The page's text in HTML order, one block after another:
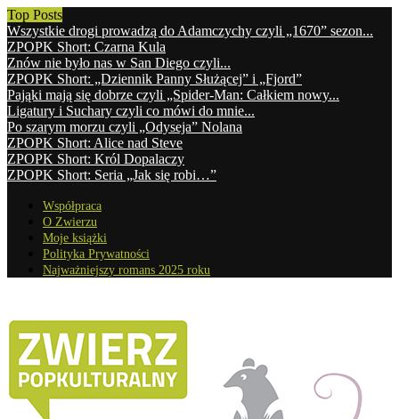
Top Posts
Wszystkie drogi prowadzą do Adamczychy czyli „1670” sezon...
ZPOPK Short: Czarna Kula
Znów nie było nas w San Diego czyli...
ZPOPK Short: „Dziennik Panny Służącej” i „Fjord”
Pająki mają się dobrze czyli „Spider-Man: Całkiem nowy...
Ligatury i Suchary czyli co mówi do mnie...
Po szarym morzu czyli „Odyseja” Nolana
ZPOPK Short: Alice nad Steve
ZPOPK Short: Król Dopalaczy
ZPOPK Short: Seria „Jak się robi…”
Współpraca
O Zwierzu
Moje książki
Polityka Prywatności
Najważniejszy romans 2025 roku